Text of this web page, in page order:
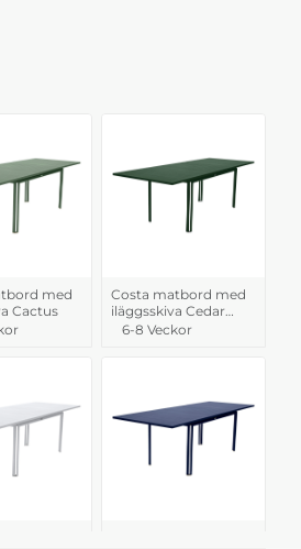
med
Cactus
Costa matbord med
iläggsskiva Cedar
Green
6-8 Veckor